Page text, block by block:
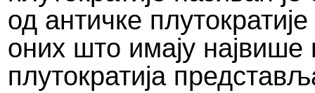
од античке
оних што имају
плутократија